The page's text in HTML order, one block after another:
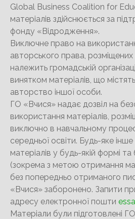
Global Business Coalition for
матеріалів здійснюється за
фонду «Відродження».
Виключне право на
авторського права, розміщених
належить громадській
винятком матеріалів, що
авторство іншої особи.
ГО «Вчися» надає дозвіл на
використання матеріалів,
виключно в навчальному
середньої освіти. Будь-яке
матеріалів у будь-якій формі
(зокрема з метою отримання
без попередньо отриманого
«Вчися» заборонено. Запити
адресу електронної пошти
Матеріали були підготовлені